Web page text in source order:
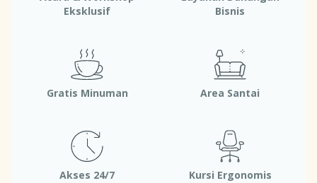
Eksklusif
Bisnis
Gratis Minuman Area Santai
Akses 24/7 Kursi Ergonomis